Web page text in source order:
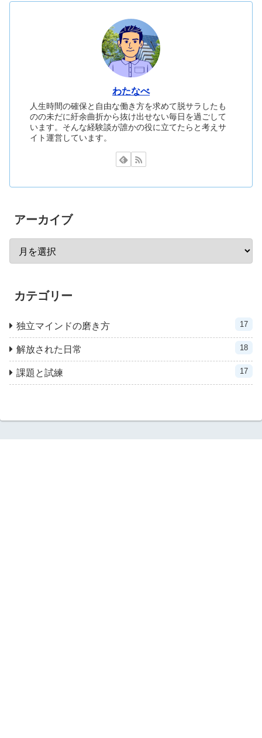
わたなべ
人生時間の確保と自由な働き方を求めて脱サラしたも
のの未だに紆余曲折から抜け出せない毎日を過ごして
います。そんな経験談が誰かの役に立てたらと考えサ
イト運営しています。
アーカイブ
カテゴリー
独立マインドの磨き方 17
解放された日常 18
課題と試練 17